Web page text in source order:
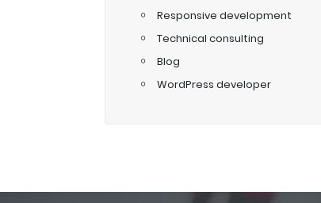
Responsive development
Technical consulting
Blog
WordPress developer